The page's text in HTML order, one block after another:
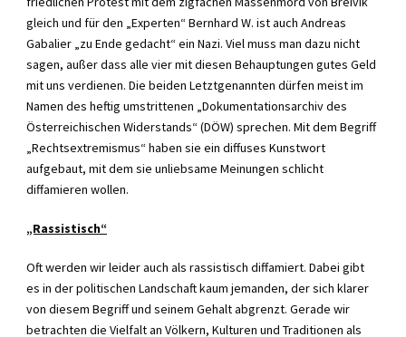
gleich und für den „Experten“ Bernhard W. ist auch Andreas
Gabalier „zu Ende gedacht“ ein Nazi. Viel muss man dazu nicht
sagen, außer dass alle vier mit diesen Behauptungen gutes Geld
mit uns verdienen. Die beiden Letztgenannten dürfen meist im
Namen des heftig umstrittenen „Dokumentationsarchiv des
Österreichischen Widerstands“ (DÖW) sprechen. Mit dem Begriff
„Rechtsextremismus“ haben sie ein diffuses Kunstwort
aufgebaut, mit dem sie unliebsame Meinungen schlicht
diffamieren wollen.
„Rassistisch“
Oft werden wir leider auch als rassistisch diffamiert. Dabei gibt
es in der politischen Landschaft kaum jemanden, der sich klarer
von diesem Begriff und seinem Gehalt abgrenzt. Gerade wir
betrachten die Vielfalt an Völkern, Kulturen und Traditionen als